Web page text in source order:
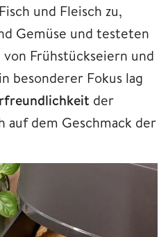
und Fleisch zu,
Gemüse und testeten
Frühstückseiern und
besonderer Fokus lag
der
auf dem Geschmack der